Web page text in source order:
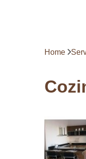
Home